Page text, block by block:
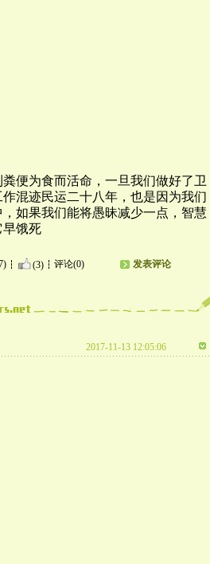
便为食而活命，一旦我们做好了卫
混迹民运二十八年，也是因为我们
如果我们能将愚昧减少一点，智慧
早饿死
(3) 评论(0) 发表评论
2017-11-13 12:05:06